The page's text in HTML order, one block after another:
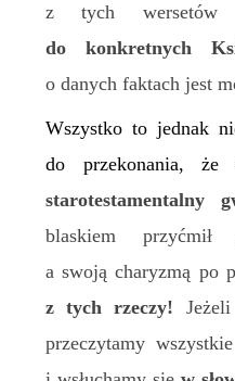
z tych wersetów
do konkretnych
o danych faktach jest
Wszystko to jednak
do przekonania,
starotestamentalny
blaskiem przyćmił
a swoją charyzmą po
z tych rzeczy!
przeczytamy wszystkie